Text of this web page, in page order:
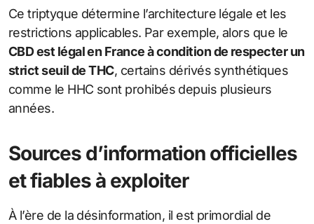
Ce triptyque détermine l’architecture légale et les
restrictions applicables. Par exemple, alors que le
CBD est légal en France à condition de respecter un
strict seuil de THC, certains dérivés synthétiques
comme le HHC sont prohibés depuis plusieurs
années.
Sources d’information officielles
et fiables à exploiter
À l’ère de la désinformation, il est primordial de